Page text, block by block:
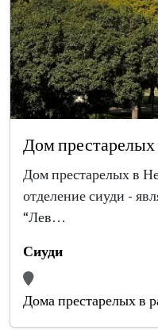
Дом
Дом престарелых в
отделение сиуди -
“Лев…
Сиуди
Дома престарелых в